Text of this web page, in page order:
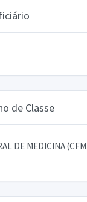
de Classe
DE MEDICINA